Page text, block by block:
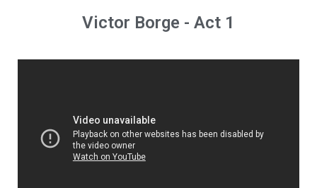
Victor Borge - Act 1